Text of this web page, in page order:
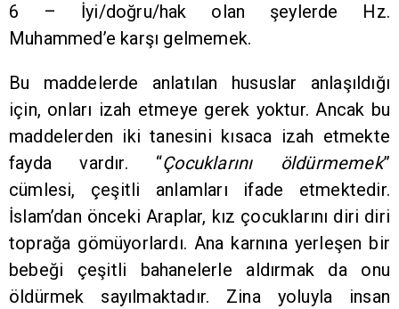
6 – İyi/doğru/hak olan şeylerde Hz.
Muhammed’e karşı gelmemek.
Bu maddelerde anlatılan hususlar anlaşıldığı
için, onları izah etmeye gerek yoktur. Ancak bu
maddelerden iki tanesini kısaca izah etmekte
fayda vardır. “Çocuklarını öldürmemek”
cümlesi, çeşitli anlamları ifade etmektedir.
İslam’dan önceki Araplar, kız çocuklarını diri diri
toprağa gömüyorlardı. Ana karnına yerleşen bir
bebeği çeşitli bahanelerle aldırmak da onu
öldürmek sayılmaktadır. Zina yoluyla insan